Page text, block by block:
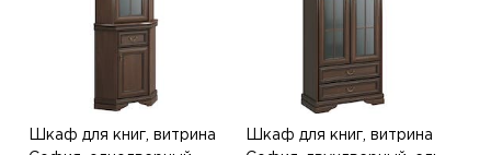
Шкаф для книг, витрина
Шкаф для книг, витрина